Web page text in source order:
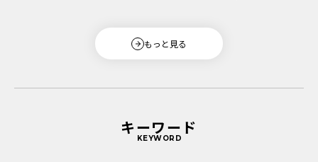
もっと見る
キーワード
KEYWORD